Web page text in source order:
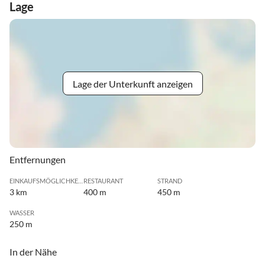
Lage
Lage der Unterkunft anzeigen
Entfernungen
3 km
RESTAURANT
400 m
STRAND
450 m
WASSER
250 m
In der Nähe